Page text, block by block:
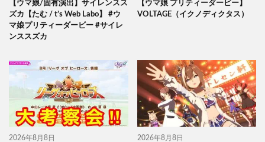
【ウマ娘/固有演出】サイレンスス
ズカ【たむ / t’s Web Labo】 #ウ
マ娘プリティーダービー #サイレ
ンススズカ
【ウマ娘 プリティーダービー】
VOLTAGE（イクノディクタス）
2026年8月8日 2026年8月8日